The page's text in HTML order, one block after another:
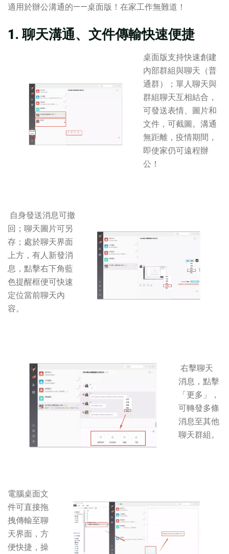
適用於辦公溝通的——桌面版！在家工作無難道！
1. 聊天溝通、文件傳輸快速便捷
桌面版支持快速創建
內部群組與聊天（普
通群）；單人聊天與
群組聊天互相結合，
可發送表情、圖片和
文件，可截圖。溝通
無距離，疫情期間，
即使家仍可遠程辦
公！
自身發送消息可撤
回；聊天圖片可另
存；處於聊天界面
上方，有人新發消
息，點擊右下角藍
色提醒框便可快速
定位當前聊天內
容。
右擊聊天
消息，點擊
「更多」，
可轉發多條
消息至其他
聊天群組。
電腦桌面文
件可直接拖
拽傳輸至聊
天界面，方
便快捷，操